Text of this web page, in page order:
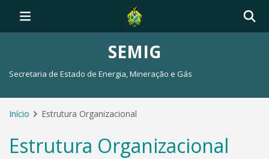
SEMIG
Secretaria de Estado de Energia, Mineração e Gás
Início Estrutura Organizacional
Estrutura Organizacional